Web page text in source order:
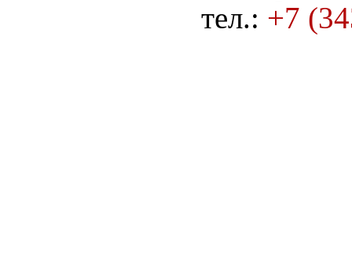
тел.: +7